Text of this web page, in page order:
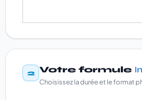
2 Votre formule
Choisissez la durée et le format